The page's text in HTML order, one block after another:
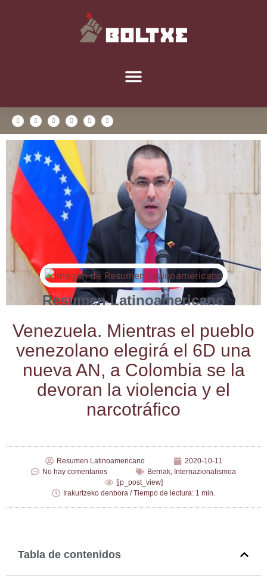
Resumen Latinoamericano
Vene­zue­la. Mien­tras el pue­blo
vene­zo­lano ele­gi­rá el 6D una
nue­va AN, a Colom­bia se la
devo­ran la vio­len­cia y el
narcotráfico
Resumen Latinoamericano
2020-10-11
No hay comentarios
Berriak Internazionalismoa
[jp_post_view]
Irakurtzeko denbora / Tiempo de lectura: 1 min.
Tabla de contenidos